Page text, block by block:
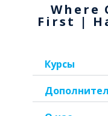
Where
First |
Курсы